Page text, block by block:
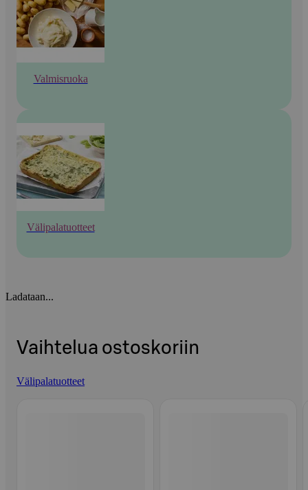
Valmisruoka
Välipalatuotteet
Ladataan...
Vaihtelua ostoskoriin
Välipalatuotteet